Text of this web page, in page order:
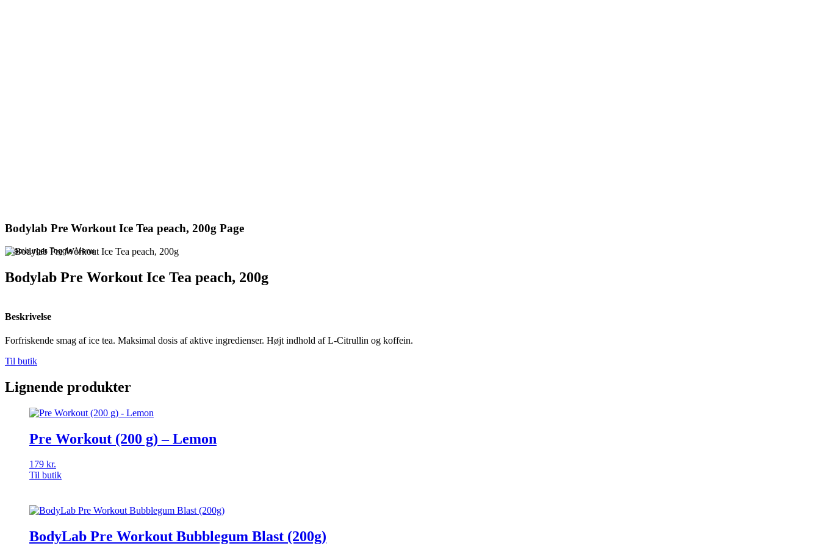
Hamburger Toggle Menu
Bodylab Pre Workout Ice Tea peach, 200g Page
Bodylab Pre Workout Ice Tea peach, 200g
Beskrivelse
Forfriskende smag af ice tea. Maksimal dosis af aktive ingredienser. Højt indhold af L-Citrullin og koffein.
Til butik
Lignende produkter
Pre Workout (200 g) – Lemon
179 kr.
Til butik
BodyLab Pre Workout Bubblegum Blast (200g)